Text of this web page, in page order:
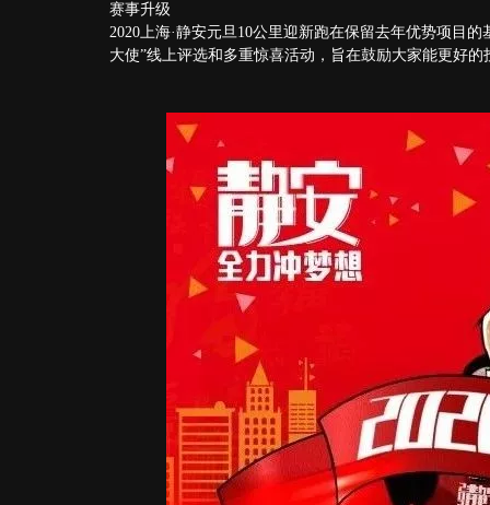
赛事升级
2020上海·静安元旦10公里迎新跑在保留去年优势项目
大使”线上评选和多重惊喜活动，旨在鼓励大家能更好